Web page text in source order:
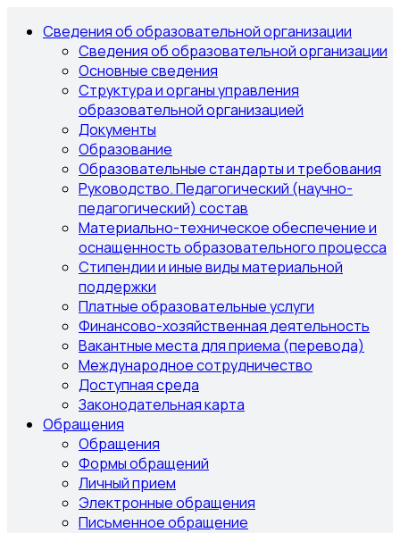
Сведения об образовательной организации
Сведения об образовательной организации
Основные сведения
Структура и органы управления
образовательной организацией
Документы
Образование
Образовательные стандарты и требования
Руководство. Педагогический (научно-
педагогический) состав
Материально-техническое обеспечение и
оснащенность образовательного процесса
Стипендии и иные виды материальной
поддержки
Платные образовательные услуги
Финансово-хозяйственная деятельность
Вакантные места для приема (перевода)
Международное сотрудничество
Доступная среда
Законодательная карта
Обращения
Обращения
Формы обращений
Личный прием
Электронные обращения
Письменное обращение